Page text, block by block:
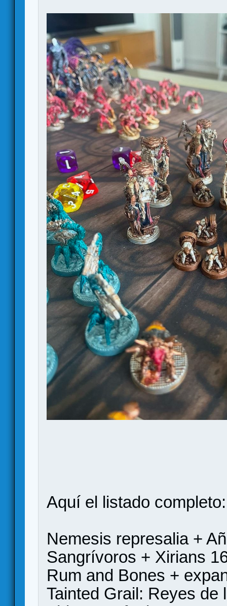
Aquí el listado completo:
Nemesis represalia +
Sangrívoros + Xirians
Rum and Bones +
Tainted Grail: Reyes de